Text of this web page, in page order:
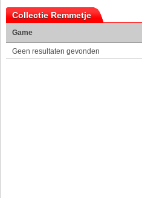
Collectie Remmetje
Game
Geen resultaten gevonden